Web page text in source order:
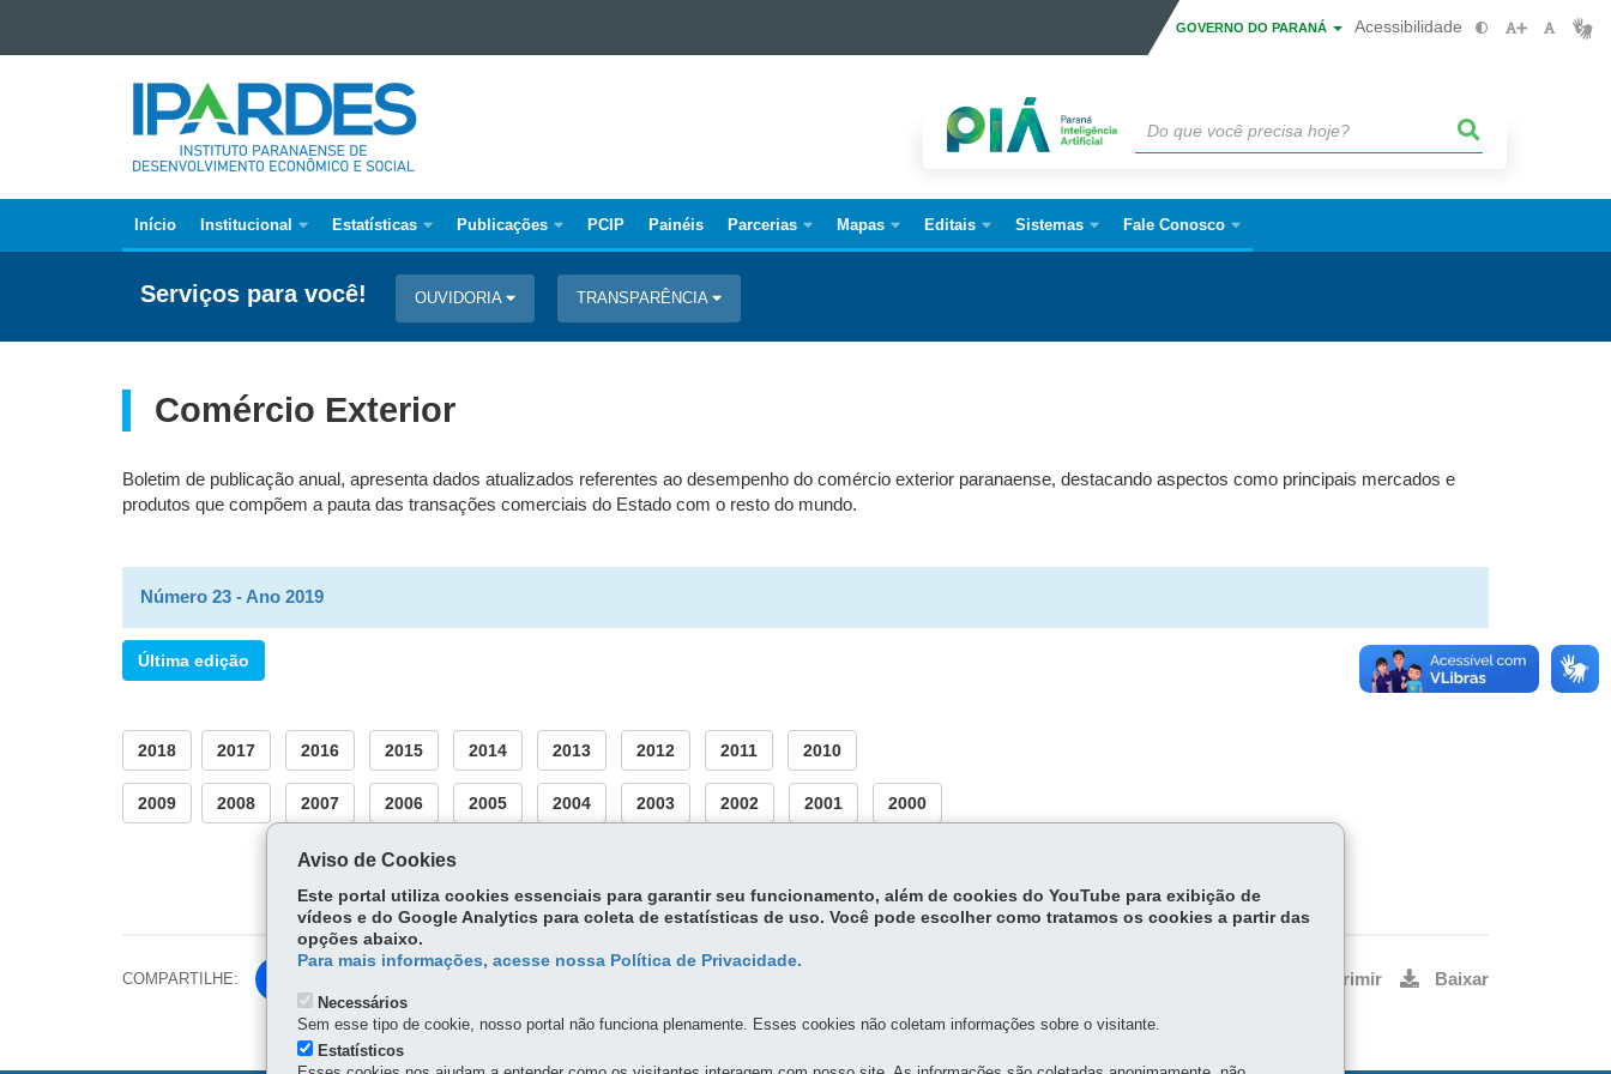
Ir para a navegação
GOVERNO DO PARANÁ Acessibilidade
IPARDES
INSTITUTO
PARANAENSE
DE
DESENVOLVIMENTO
ECONÔMICO
SOCIAL
Navegação
Principal
Início Institucional Estatísticas Publicações PCIP Painéis Parcerias Mapas Editais Sistemas Fale Conosco
Serviços para você! OUVIDORIA TRANSPARÊNCIA
Comércio Exterior
Boletim de publicação anual, apresenta dados atualizados referentes ao desempenho do comércio exterior paranaense, destacando aspectos como principais mercados e
produtos que compõem a pauta das transações comerciais do Estado com o resto do mundo.
Número 23 - Ano 2019
Última edição
2018 2017 2016 2015 2014 2013 2012 2011 2010
2009 2008 2007 2006 2005 2004 2003 2002 2001 2000
COMPARTILHE:
ce
bo
ok
nk
ed
In
Tw
itt
Imprimir Baixar
Aviso de Cookies
Este portal utiliza cookies essenciais para garantir seu funcionamento, além de cookies do YouTube para exibição de
vídeos e do Google Analytics para coleta de estatísticas de uso. Você pode escolher como tratamos os cookies a partir das
opções abaixo.
Para mais informações, acesse nossa Política de Privacidade.
Necessários
Sem esse tipo de cookie, nosso portal não funciona plenamente. Esses cookies não coletam informações sobre o visitante.
Estatísticos